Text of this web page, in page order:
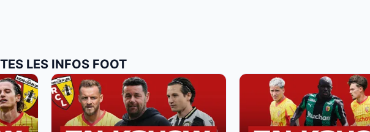
LES INFOS FOOT